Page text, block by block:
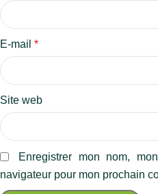
E-mail *
Site web
Enregistrer mon nom,
navigateur pour mon prochain